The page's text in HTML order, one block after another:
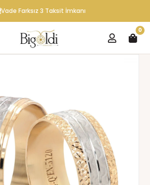
Vade Farksız 3 Taksit İmkanı
0